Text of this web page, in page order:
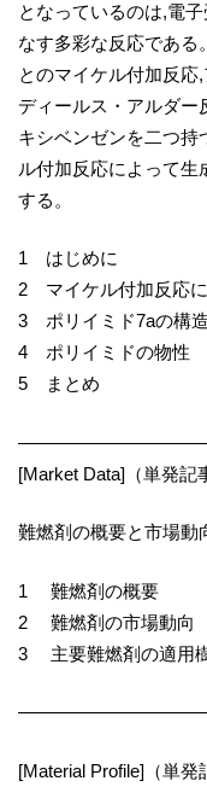
となっているのは,電
なす多彩な反応である
とのマイケル付加反
ディールス・アルダー
キシベンゼンを二つ持
ル付加反応によって
する。
1 はじめに
2 マイケル付加反応
3 ポリイミド7aの構
4 ポリイミドの物性
5 まとめ
[Market Data]（単発記
難燃剤の概要と市場動
1 難燃剤の概要
2 難燃剤の市場動向
3 主要難燃剤の適用
[Material Profile]（単発